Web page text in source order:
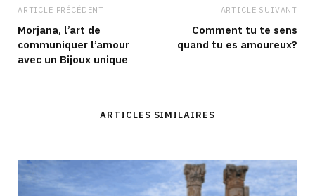
ARTICLE PRÉCÉDENT
Morjana, l’art de
communiquer l’amour
avec un Bijoux unique
ARTICLE SUIVANT
Comment tu te sens
quand tu es amoureux?
ARTICLES SIMILAIRES